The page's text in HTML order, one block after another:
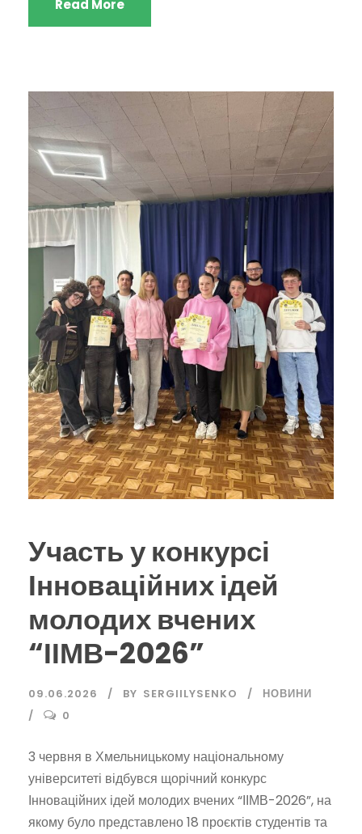
Read More
Участь у конкурсі
Інноваційних ідей
молодих вчених
“ІІМВ-2026”
09.06.2026 BY SERGIILYSENKO
НОВИНИ
0
3 червня в Хмельницькому національному
університеті відбувся щорічний конкурс
Інноваційних ідей молодих вчених “ІІМВ-2026”, на
якому було представлено 18 проєктів студентів та